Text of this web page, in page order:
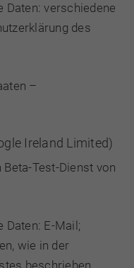
Daten: verschiedene
des
–
Ireland Limited)
Test-Dienst von
Daten: E-Mail;
wie in der
beschrieben.